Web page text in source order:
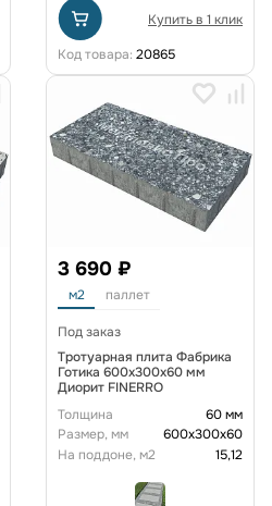
Купить в 1 клик
Код товара: 20865
3 690 ₽
м2 паллет
Под заказ
Тротуарная плита Фабрика
Готика 600х300х60 мм
Диорит FINERRO
Толщина
60 мм
Размер, мм
600х300х60
На поддоне, м2
15,12